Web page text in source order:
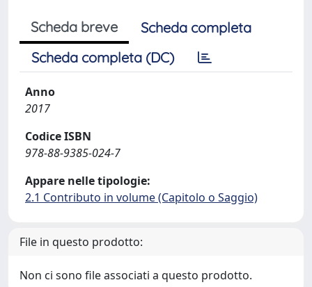
Scheda breve
Scheda completa
Scheda completa (DC)
Anno
2017
Codice ISBN
978-88-9385-024-7
Appare nelle tipologie:
2.1 Contributo in volume (Capitolo o Saggio)
File in questo prodotto:
Non ci sono file associati a questo prodotto.